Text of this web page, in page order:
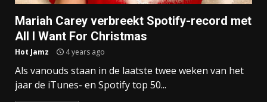
Mariah Carey verbreekt Spotify-record met
All I Want For Christmas
Hot Jamz 4 years ago
Als vanouds staan in de laatste twee weken van het
jaar de iTunes- en Spotify top 50...